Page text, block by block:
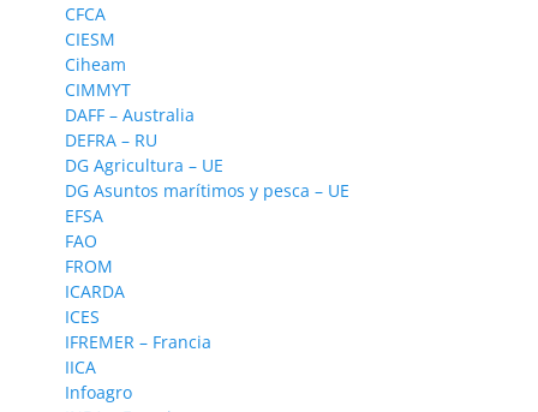
CFCA
CIESM
Ciheam
CIMMYT
DAFF – Australia
DEFRA – RU
DG Agricultura – UE
DG Asuntos marítimos y pesca – UE
EFSA
FAO
FROM
ICARDA
ICES
IFREMER – Francia
IICA
Infoagro